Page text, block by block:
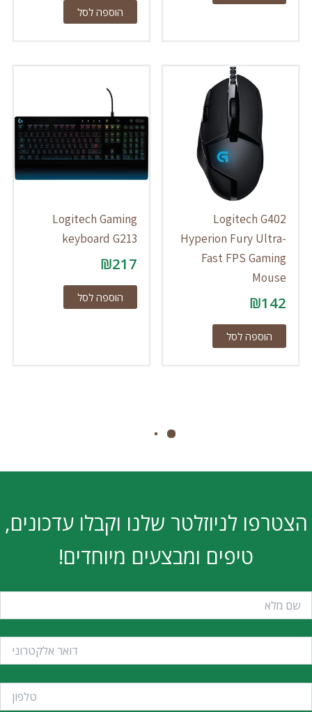
הוספה לסל
Logitech G402
Hyperion Fury Ultra-
Fast FPS Gaming
Mouse
₪142
הוספה לסל
Logitech Gaming
keyboard G213
₪217
הוספה לסל
הצטרפו לניוזלטר שלנו וקבלו עדכונים,
טיפים ומבצעים מיוחדים!